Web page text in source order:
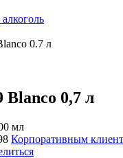
0.7 л
Blanco 0,7 л
мл
Корпоративным